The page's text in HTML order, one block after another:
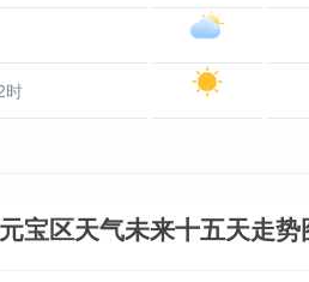
时
宝区天气未来十五天走势